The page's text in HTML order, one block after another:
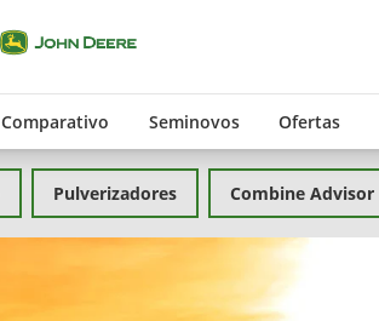
Comparativo Seminovos Ofertas
Pulverizadores Combine Advisor